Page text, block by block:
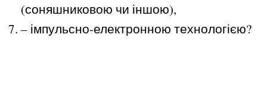
(соняшниковою чи іншою),
– імпульсно-електронною технологією?